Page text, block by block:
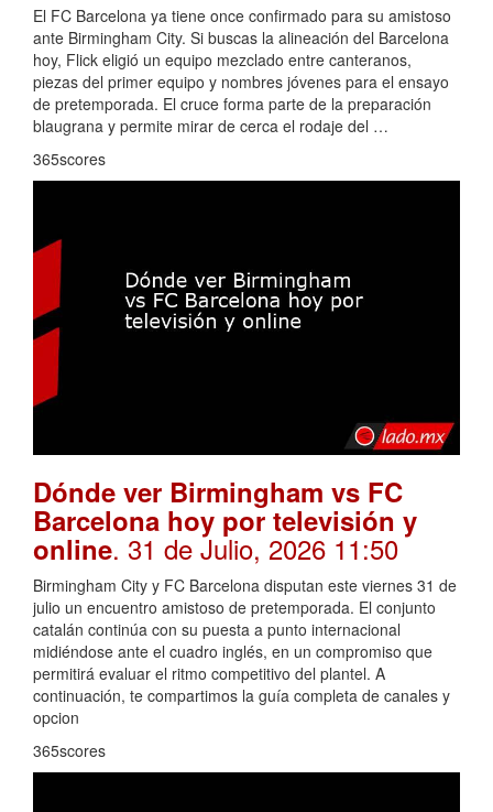
El FC Barcelona ya tiene once confirmado para su amistoso
ante Birmingham City. Si buscas la alineación del Barcelona
hoy, Flick eligió un equipo mezclado entre canteranos,
piezas del primer equipo y nombres jóvenes para el ensayo
de pretemporada. El cruce forma parte de la preparación
blaugrana y permite mirar de cerca el rodaje del …
365scores
Dónde ver Birmingham vs FC
Barcelona hoy por televisión y
online. 31 de Julio, 2026 11:50
Birmingham City y FC Barcelona disputan este viernes 31 de
julio un encuentro amistoso de pretemporada. El conjunto
catalán continúa con su puesta a punto internacional
midiéndose ante el cuadro inglés, en un compromiso que
permitirá evaluar el ritmo competitivo del plantel. A
continuación, te compartimos la guía completa de canales y
opcion
365scores